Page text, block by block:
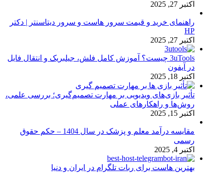
اکتبر 27, 2025
راهنمای خرید و قیمت سرور هاست و سرور دیتاسنتر | دکتر
HP
اکتبر 27, 2025
3uTools چیست؟ آموزش کامل فلش، جیلبریک و انتقال فایل
در آیفون
اکتبر 18, 2025
تأثیر بازی‌های ویدیویی بر مهارت تصمیم‌گیری؛ بررسی علمی،
روش‌ها و راهکارهای عملی
اکتبر 15, 2025
مقایسه درآمد معلم و پزشک در سال 1404 – حکم حقوق
رسمی
اکتبر 4, 2025
بهترین هاست برای ربات تلگرام در ایران و دنیا